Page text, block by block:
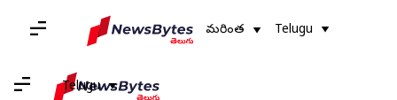
మరింత Telugu
Telugu